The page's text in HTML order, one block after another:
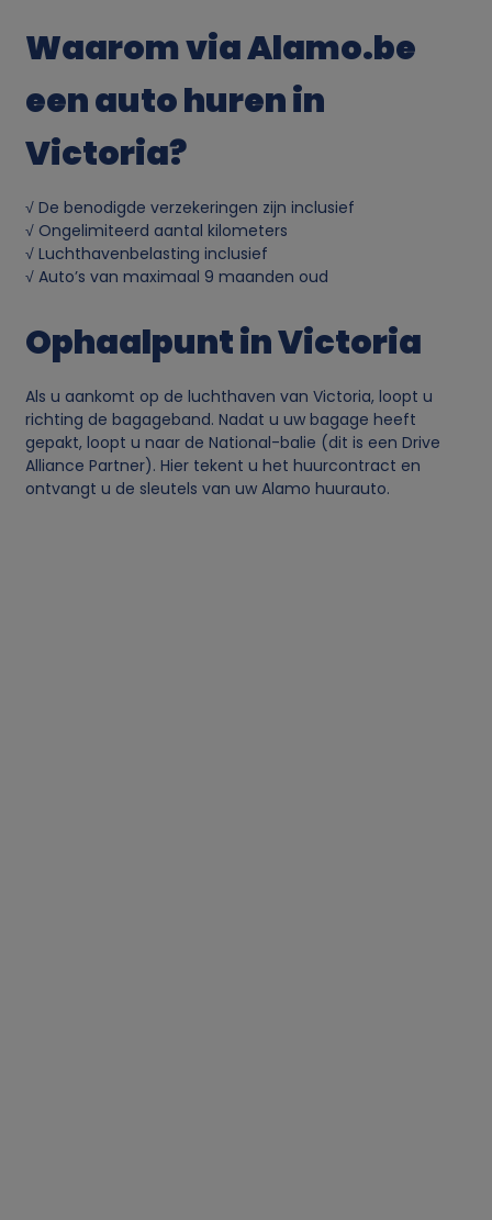
Waarom via Alamo.be
een auto huren in
Victoria?
√ De benodigde verzekeringen zijn inclusief
√ Ongelimiteerd aantal kilometers
√ Luchthavenbelasting inclusief
√ Auto’s van maximaal 9 maanden oud
Ophaalpunt in Victoria
Als u aankomt op de luchthaven van Victoria, loopt u
richting de bagageband. Nadat u uw bagage heeft
gepakt, loopt u naar de National-balie (dit is een Drive
Alliance Partner). Hier tekent u het huurcontract en
ontvangt u de sleutels van uw Alamo huurauto.